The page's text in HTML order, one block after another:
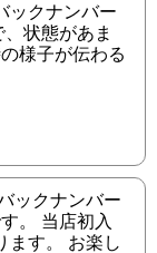
ックナンバー
状態があま
様子が伝わる
ックナンバー
。 当店初入
ます。 お楽し